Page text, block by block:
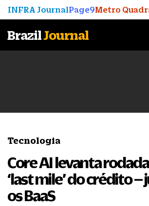
INFRA JournalPage9Metro
BrazilJournal
Tecnologia
Core AI levanta
‘last mile’ do crédito
os BaaS